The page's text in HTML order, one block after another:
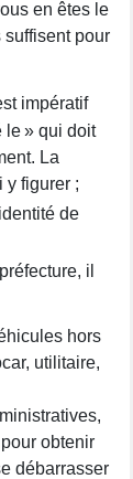
en êtes le
suffisent pour
impératif
le » qui doit
La
y figurer ;
de
il
hors
utilitaire,
obtenir
débarrasser